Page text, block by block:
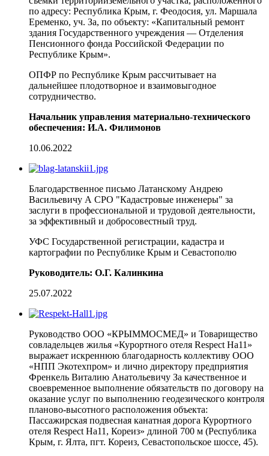
по адресу: Республика Крым, г. Феодосия, ул. Маршала
Еременко, уч. За, по объекту: «Капитальный ремонт
здания Государственного учреждения — Отделения
Пенсионного фонда Российской Федерации по
Республике Крым».
ОПФР по Республике Крым рассчитывает на
дальнейшее плодотворное и взаимовыгодное
сотрудничество.
Начальник управления материально-технического
обеспечения: И.А. Филимонов
10.06.2022
Благодарственное письмо Латанскому Андрею
Васильевичу А СРО "Кадастровые инженеры" за
заслуги в профессиональной и трудовой деятельности,
за эффективный и добросовестный труд.
УФС Государственной регистрации, кадастра и
картографии по Республике Крым и Севастополю
Руководитель: О.Г. Калинкина
25.07.2022
Руководство ООО «КРЫММОСМЕД» и Товарищество
совладельцев жилья «Курортного отеля Respect На11»
выражает искреннюю благодарность коллективу ООО
«НПП Экотехпром» и лично директору предприятия
Френкель Виталию Анатольевичу За качественное и
своевременное выполнение обязательств по договору на
оказание услуг по выполнению геодезического контроля
планово-высотного расположения объекта:
Пассажирская подвесная канатная дорога Курортного
отеля Respect На11, Кореиз» длиной 700 м (Республика
Крым, г. Ялта, пгт. Кореиз, Севастопольское шоссе, 45).